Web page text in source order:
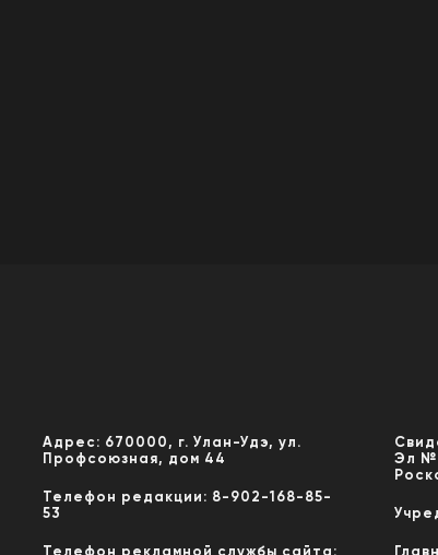
Адрес: 670000, г. Улан-Удэ, ул.
Профсоюзная, дом 44
Телефон редакции: 8-902-168-85-
53
Телефон рекламной службы сайта:
Эл №